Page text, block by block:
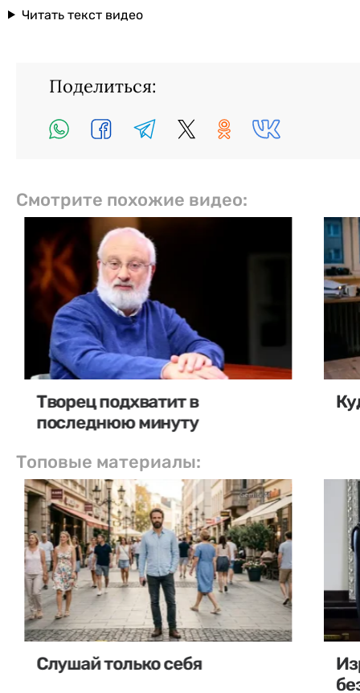
Читать текст видео
Поделиться:
Смотрите похожие видео:
Творец подхватит в
последнюю минуту
Топовые материалы:
Слушай только себя